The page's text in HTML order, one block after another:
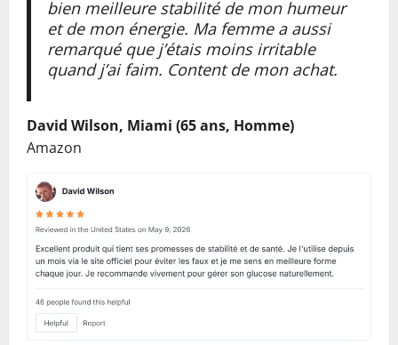
bien meilleure stabilité de mon humeur
et de mon énergie. Ma femme a aussi
remarqué que j’étais moins irritable
quand j’ai faim. Content de mon achat.
David Wilson, Miami (65 ans, Homme)
Amazon